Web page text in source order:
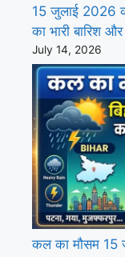
15 जुलाई 2026
का भारी बारिश
July 14, 2026
कल का मौसम 15